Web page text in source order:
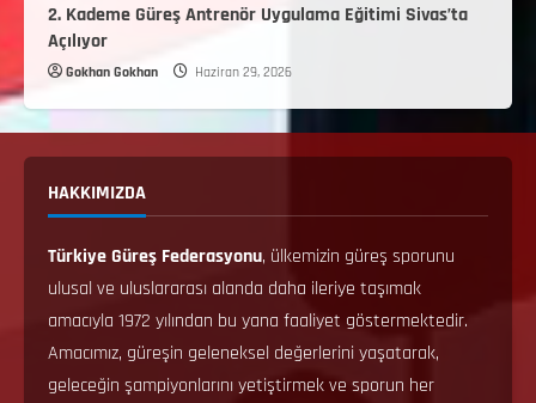
2. Kademe Güreş Antrenör Uygulama Eğitimi Sivas’ta
Açılıyor
Gokhan Gokhan Haziran 29, 2026
HAKKIMIZDA
Türkiye Güreş Federasyonu, ülkemizin güreş sporunu
ulusal ve uluslararası alanda daha ileriye taşımak
amacıyla 1972 yılından bu yana faaliyet göstermektedir.
Amacımız, güreşin geleneksel değerlerini yaşatarak,
geleceğin şampiyonlarını yetiştirmek ve sporun her